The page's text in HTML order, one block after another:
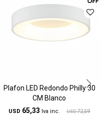
Plafon LED Redondo Philly 30
CM Blanco
USD 65,33 USD 72,59